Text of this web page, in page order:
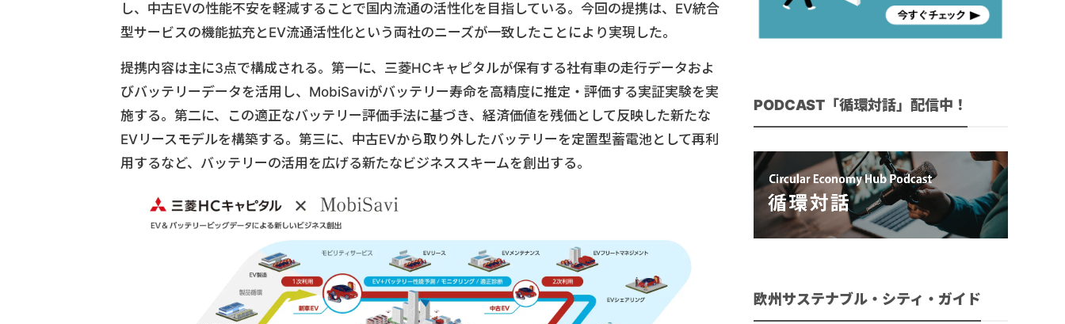
し、中古EVの性能不安を軽減することで国内流通の活性化を目指している。今回の提携は、EV統合
型サービスの機能拡充とEV流通活性化という両社のニーズが一致したことにより実現した。
提携内容は主に3点で構成される。第一に、三菱HCキャピタルが保有する社有車の走行データおよ
びバッテリーデータを活用し、MobiSaviがバッテリー寿命を高精度に推定・評価する実証実験を実
施する。第二に、この適正なバッテリー評価手法に基づき、経済価値を残価として反映した新たな
EVリースモデルを構築する。第三に、中古EVから取り外したバッテリーを定置型蓄電池として再利
用するなど、バッテリーの活用を広げる新たなビジネススキームを創出する。
PODCAST「循環対話」配信中！
欧州サステナブル・シティ・ガイド